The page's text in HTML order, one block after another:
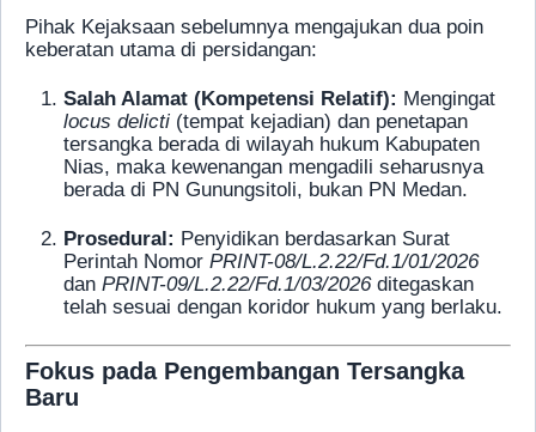
Pihak Kejaksaan sebelumnya mengajukan dua poin
keberatan utama di persidangan:
Salah Alamat (Kompetensi Relatif): Mengingat
locus delicti (tempat kejadian) dan penetapan
tersangka berada di wilayah hukum Kabupaten
Nias, maka kewenangan mengadili seharusnya
berada di PN Gunungsitoli, bukan PN Medan.
Prosedural: Penyidikan berdasarkan Surat
Perintah Nomor PRINT-08/L.2.22/Fd.1/01/2026
dan PRINT-09/L.2.22/Fd.1/03/2026ditegaskan
telah sesuai dengan koridor hukum yang berlaku.
Fokus pada Pengembangan Tersangka
Baru